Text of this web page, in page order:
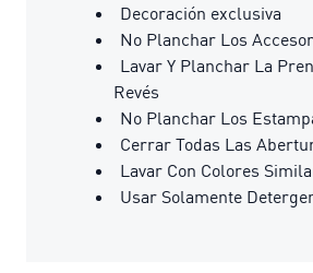
Decoración exclusiva
No Planchar Los
Lavar Y Planchar La
Revés
No Planchar Los
Cerrar Todas Las
Lavar Con Colores
Usar Solamente